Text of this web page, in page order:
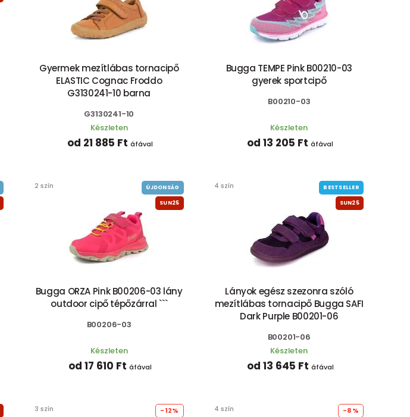
Gyermek mezítlábas tornacipő
ELASTIC Cognac Froddo
G3130241-10 barna
G3130241-10
Készleten
od 21 885 Ft áfával
Bugga TEMPE Pink B00210-03
gyerek sportcipő
B00210-03
Készleten
od 13 205 Ft áfával
2 szín ÚJDONSÁG
SUN25
Bugga ORZA Pink B00206-03 lány
outdoor cipő tépőzárral ```
B00206-03
Készleten
od 17 610 Ft áfával
4 szín BESTSELLER
SUN25
Lányok egész szezonra szóló
mezítlábas tornacipő Bugga SAFI
Dark Purple B00201-06
B00201-06
Készleten
od 13 645 Ft áfával
3 szín -12% 4 szín -8%